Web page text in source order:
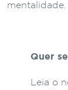
mentalidade.
Quer
Leia o